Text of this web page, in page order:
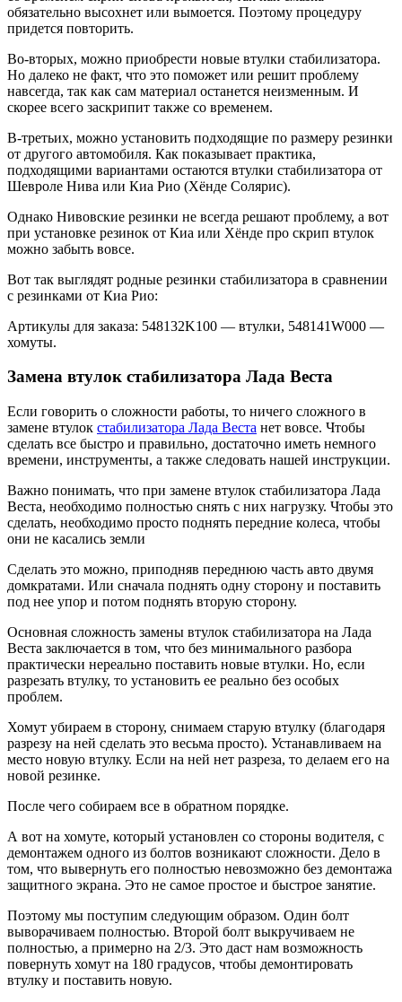
обязательно высохнет или вымоется. Поэтому процедуру
придется повторить.
Во-вторых, можно приобрести новые втулки стабилизатора.
Но далеко не факт, что это поможет или решит проблему
навсегда, так как сам материал останется неизменным. И
скорее всего заскрипит также со временем.
В-третьих, можно установить подходящие по размеру резинки
от другого автомобиля. Как показывает практика,
подходящими вариантами остаются втулки стабилизатора от
Шевроле Нива или Киа Рио (Хёнде Солярис).
Однако Нивовские резинки не всегда решают проблему, а вот
при установке резинок от Киа или Хёнде про скрип втулок
можно забыть вовсе.
Вот так выглядят родные резинки стабилизатора в сравнении
с резинками от Киа Рио:
Артикулы для заказа: 548132K100 — втулки, 548141W000 —
хомуты.
Замена втулок стабилизатора Лада Веста
Если говорить о сложности работы, то ничего сложного в
замене втулок стабилизатора Лада Веста нет вовсе. Чтобы
сделать все быстро и правильно, достаточно иметь немного
времени, инструменты, а также следовать нашей инструкции.
Важно понимать, что при замене втулок стабилизатора Лада
Веста, необходимо полностью снять с них нагрузку. Чтобы это
сделать, необходимо просто поднять передние колеса, чтобы
они не касались земли
Сделать это можно, приподняв переднюю часть авто двумя
домкратами. Или сначала поднять одну сторону и поставить
под нее упор и потом поднять вторую сторону.
Основная сложность замены втулок стабилизатора на Лада
Веста заключается в том, что без минимального разбора
практически нереально поставить новые втулки. Но, если
разрезать втулку, то установить ее реально без особых
проблем.
Хомут убираем в сторону, снимаем старую втулку (благодаря
разрезу на ней сделать это весьма просто). Устанавливаем на
место новую втулку. Если на ней нет разреза, то делаем его на
новой резинке.
После чего собираем все в обратном порядке.
А вот на хомуте, который установлен со стороны водителя, с
демонтажем одного из болтов возникают сложности. Дело в
том, что вывернуть его полностью невозможно без демонтажа
защитного экрана. Это не самое простое и быстрое занятие.
Поэтому мы поступим следующим образом. Один болт
выворачиваем полностью. Второй болт выкручиваем не
полностью, а примерно на 2/3. Это даст нам возможность
повернуть хомут на 180 градусов, чтобы демонтировать
втулку и поставить новую.